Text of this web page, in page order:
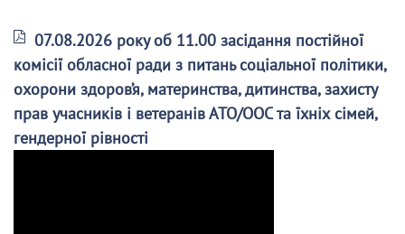
07.08.2026 року об 11.00 засідання постійної
комісії обласної ради з питань соціальної політики,
охорони здоров’я, материнства, дитинства, захисту
прав учасників і ветеранів АТО/ООС та їхніх сімей,
гендерної рівності